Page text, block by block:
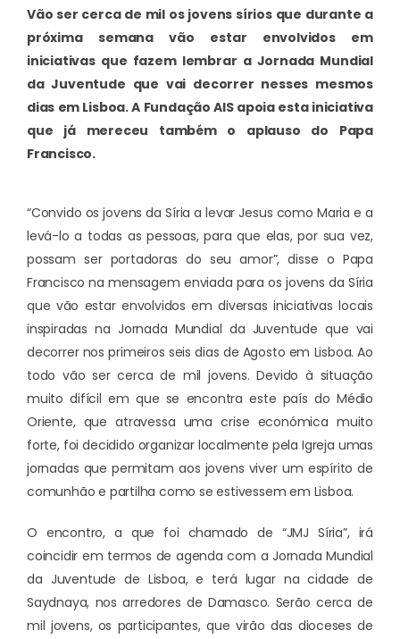
Vão ser cerca de mil os jovens sírios que durante a
próxima semana vão estar envolvidos em
iniciativas que fazem lembrar a Jornada Mundial
da Juventude que vai decorrer nesses mesmos
dias em Lisboa. A Fundação AIS apoia esta iniciativa
que já mereceu também o aplauso do Papa
Francisco.
“Convido os jovens da Síria a levar Jesus como Maria e a
levá-lo a todas as pessoas, para que elas, por sua vez,
possam ser portadoras do seu amor”, disse o Papa
Francisco na mensagem enviada para os jovens da Síria
que vão estar envolvidos em diversas iniciativas locais
inspiradas na Jornada Mundial da Juventude que vai
decorrer nos primeiros seis dias de Agosto em Lisboa. Ao
todo vão ser cerca de mil jovens. Devido à situação
muito difícil em que se encontra este país do Médio
Oriente, que atravessa uma crise económica muito
forte, foi decidido organizar localmente pela Igreja umas
jornadas que permitam aos jovens viver um espírito de
comunhão e partilha como se estivessem em Lisboa.
O encontro, a que foi chamado de “JMJ Síria”, irá
coincidir em termos de agenda com a Jornada Mundial
da Juventude de Lisboa, e terá lugar na cidade de
Saydnaya, nos arredores de Damasco. Serão cerca de
mil jovens, os participantes, que virão das dioceses de